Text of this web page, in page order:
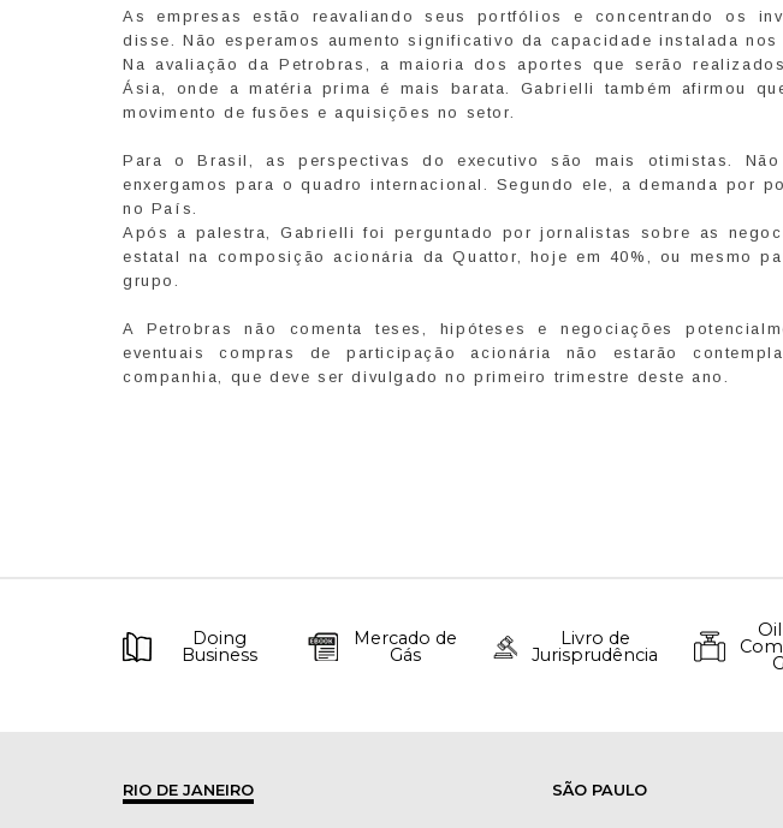
As empresas estão reavaliando seus portfólios e concentrando os
disse. Não esperamos aumento significativo da capacidade instalada
Na avaliação da Petrobras, a maioria dos aportes que serão
Ásia, onde a matéria prima é mais barata. Gabrielli também afirmou
movimento de fusões e aquisições no setor.
Para o Brasil, as perspectivas do executivo são mais otimistas.
enxergamos para o quadro internacional. Segundo ele, a demanda por
no País.
Após a palestra, Gabrielli foi perguntado por jornalistas sobre as
estatal na composição acionária da Quattor, hoje em 40%, ou mesmo
grupo.
A Petrobras não comenta teses, hipóteses e negociações
eventuais compras de participação acionária não estarão
companhia, que deve ser divulgado no primeiro trimestre deste ano.
Doing
Business
Mercado de
Gás
Livro de
Jurisprudência
RIO DE JANEIRO SÃO PAULO